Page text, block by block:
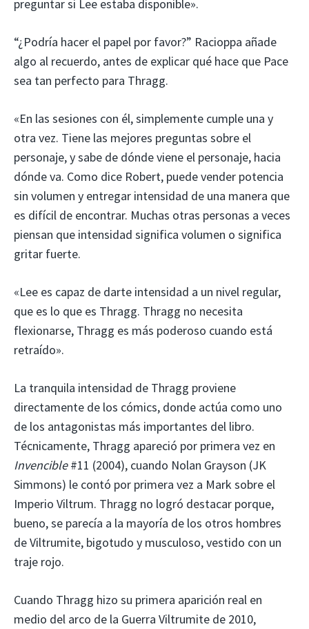
preguntar si Lee estaba disponible».
“¿Podría hacer el papel por favor?” Racioppa añade
algo al recuerdo, antes de explicar qué hace que Pace
sea tan perfecto para Thragg.
«En las sesiones con él, simplemente cumple una y
otra vez. Tiene las mejores preguntas sobre el
personaje, y sabe de dónde viene el personaje, hacia
dónde va. Como dice Robert, puede vender potencia
sin volumen y entregar intensidad de una manera que
es difícil de encontrar. Muchas otras personas a veces
piensan que intensidad significa volumen o significa
gritar fuerte.
«Lee es capaz de darte intensidad a un nivel regular,
que es lo que es Thragg. Thragg no necesita
flexionarse, Thragg es más poderoso cuando está
retraído».
La tranquila intensidad de Thragg proviene
directamente de los cómics, donde actúa como uno
de los antagonistas más importantes del libro.
Técnicamente, Thragg apareció por primera vez en
Invencible#11 (2004), cuando Nolan Grayson (JK
Simmons) le contó por primera vez a Mark sobre el
Imperio Viltrum. Thragg no logró destacar porque,
bueno, se parecía a la mayoría de los otros hombres
de Viltrumite, bigotudo y musculoso, vestido con un
traje rojo.
Cuando Thragg hizo su primera aparición real en
medio del arco de la Guerra Viltrumite de 2010,